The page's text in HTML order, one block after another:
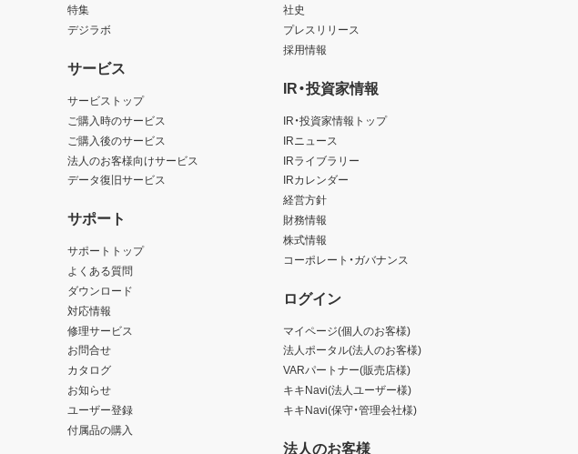
特集
デジラボ
サービス
サービストップ
ご購入時のサービス
ご購入後のサービス
法人のお客様向けサービス
データ復旧サービス
サポート
サポートトップ
よくある質問
ダウンロード
対応情報
修理サービス
お問合せ
カタログ
お知らせ
ユーザー登録
付属品の購入
社史
プレスリリース
採用情報
IR・投資家情報
IR・投資家情報トップ
IRニュース
IRライブラリー
IRカレンダー
経営方針
財務情報
株式情報
コーポレート・ガバナンス
ログイン
マイページ(個人のお客様)
法人ポータル(法人のお客様)
VARパートナー(販売店様)
キキNavi(法人ユーザー様)
キキNavi(保守・管理会社様)
法人のお客様